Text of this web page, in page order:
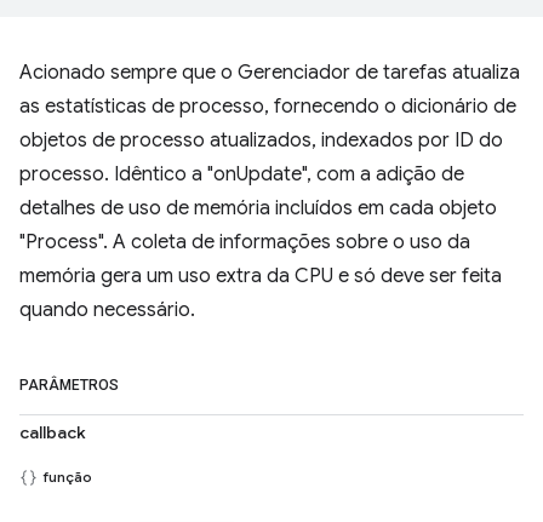
Acionado sempre que o Gerenciador de tarefas atualiza
as estatísticas de processo, fornecendo o dicionário de
objetos de processo atualizados, indexados por ID do
processo. Idêntico a "onUpdate", com a adição de
detalhes de uso de memória incluídos em cada objeto
"Process". A coleta de informações sobre o uso da
memória gera um uso extra da CPU e só deve ser feita
quando necessário.
PARÂMETROS
callback
função